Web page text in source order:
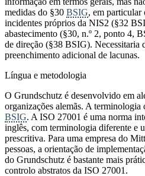
medidas do §30 BSIG, em particular
incidentes próprios da NIS2 (§32
abastecimento (§30, n.º 2, ponto 4,
de direção (§38 BSIG). Necessitaria
preenchimento adicional de lacunas.
Língua e metodologia
O Grundschutz é desenvolvido em
organizações alemãs. A
BSIG. A ISO 27001 é uma norma
inglês, com terminologia diferente e
prescritiva. Para uma empresa do
pessoas, a orientação de
do Grundschutz é bastante mais
controlo abstratos da ISO 27001.